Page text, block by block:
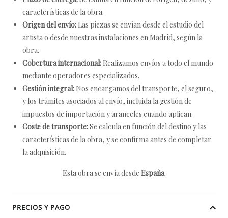
características de la obra.
Origen del envío: Las piezas se envían desde el estudio del
artista o desde nuestras instalaciones en Madrid, según la
obra.
Cobertura internacional: Realizamos envíos a todo el mundo
mediante operadores especializados.
Gestión integral: Nos encargamos del transporte, el seguro,
y los trámites asociados al envío, incluida la gestión de
impuestos de importación y aranceles cuando aplican.
Coste de transporte:Se calcula en función del destino y las
características de la obra, y se confirma antes de completar
la adquisición.
Esta obra se envía desde España.
PRECIOS Y PAGO